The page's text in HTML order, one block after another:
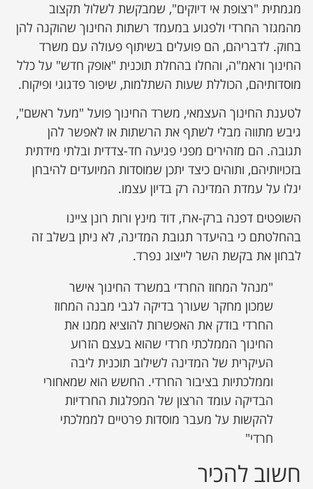
מגמתית "רצופת אי דיוקים", שמבקשת לשלול תקצוב
מהמגזר החרדי ולפגוע במעמד רשתות החינוך שהוקנה להן
בחוק. לדבריהם, הם פועלים בשיתוף פעולה עם משרד
החינוך וראמ"ה, והחלו בהחלת תוכנית "אופק חדש" על כלל
מוסדותיהם, הכוללת שעות השתלמות, שיפור פדגוגי ופיקוח.
לטענת החינוך העצמאי, משרד החינוך פועל "מעל ראשם",
גיבש מתווה מבלי לשתף את הרשתות או לאפשר להן
תגובה. הם מזהירים מפני פגיעה חד-צדדית ובלתי מידתית
בזכויותיהם, ותוהים כיצד יתכן שמוסדות המיועדים להיבחן
יגלו על עמדת המדינה רק בדיון עצמו.
השופטים דפנה ברק-ארז, דוד מינץ ורות רונן ציינו
בהחלטתם כי בהיעדר תגובת המדינה, לא ניתן בשלב זה
לבחון את בקשת השר לייצוג נפרד.
"מנהל המחוז החרדי במשרד החינוך אישר
שמכון מחקר שעורך בדיקה לגבי מבנה המחוז
החרדי בודק את האפשרות להוציא ממנו את
החינוך הממלכתי חרדי שהוא בעצם הזרוע
העיקרית של המדינה לשילוב תוכנית ליבה
וממלכתיות בציבור החרדי. החשש הוא שמאחורי
הבדיקה עומד הרצון של המפלגות החרדיות
להקשות על מעבר מוסדות פרטיים לממלכתי
חרדי"
חשוב להכיר